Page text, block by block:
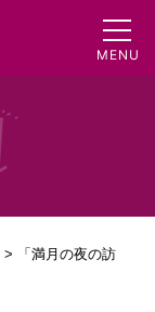
>
「満月の夜の訪